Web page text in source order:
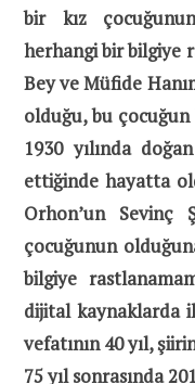
bir kız
herhangi bir bilgiye
Bey ve Müfide
olduğu, bu çocuğun
1930 yılında
ettiğinde hayatta
Orhon’un Sevinç
çocuğunun
bilgiye
dijital kaynaklarda
vefatının 40 yıl,
75 yıl sonrasında